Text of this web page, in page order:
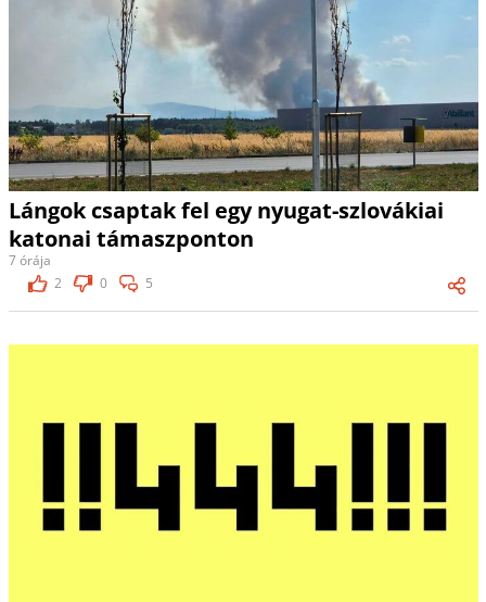
Lángok csaptak fel egy nyugat-szlovákiai
katonai támaszponton
7 órája
2
0 5